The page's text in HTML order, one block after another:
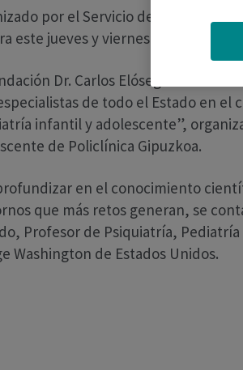
por el Servicio de Psiquiatría
este jueves y viernes en el
Dr. Carlos Elósegui de
de todo el Estado en
infantil y adolescente”,
de Policlínica Gipuzkoa.
en el conocimiento
que más retos generan, se
Profesor de Psiquiatría,
Washington de Estados Unidos.